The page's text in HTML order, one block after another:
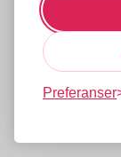
Preferanser